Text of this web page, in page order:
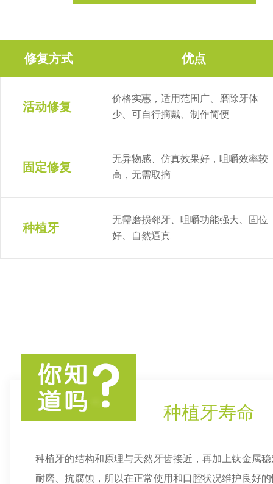
修复方式 优点
活动修复
价格实惠，适用范围广、磨除牙体
少、可自行摘戴、制作简便
固定修复
无异物感、仿真效果好，咀嚼效率较
高，无需取摘
种植牙
无需磨损邻牙、咀嚼功能强大、固位
好、自然逼真
种植牙寿命
种植牙的结构和原理与天然牙齿接近，再加上钛金属
耐磨、抗腐蚀，所以在正常使用和口腔状况维护良好